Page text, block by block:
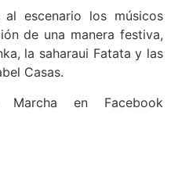
al escenario los músicos
de una manera festiva,
la saharaui Fatata y las
Casas.
en Facebook